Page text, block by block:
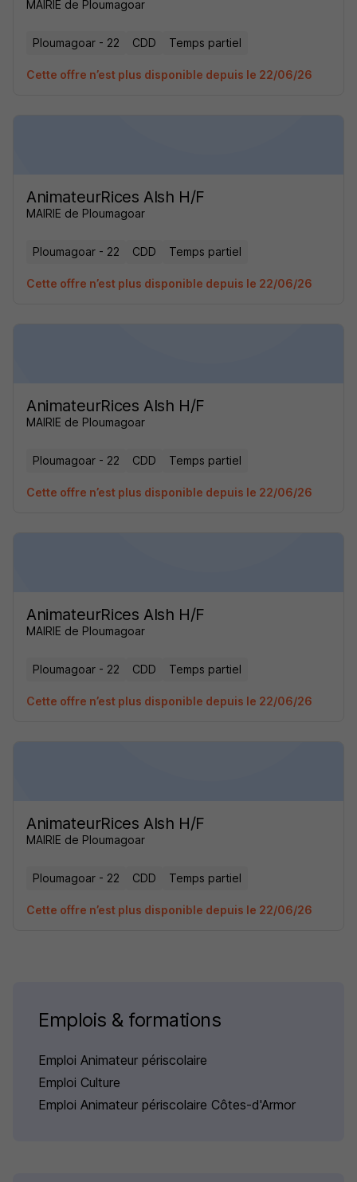
MAIRIE de Ploumagoar
Ploumagoar - 22 CDD Temps partiel
Cette offre n’est plus disponible depuis le 22/06/26
AnimateurRices Alsh H/F
MAIRIE de Ploumagoar
Ploumagoar - 22 CDD Temps partiel
Cette offre n’est plus disponible depuis le 22/06/26
AnimateurRices Alsh H/F
MAIRIE de Ploumagoar
Ploumagoar - 22 CDD Temps partiel
Cette offre n’est plus disponible depuis le 22/06/26
AnimateurRices Alsh H/F
MAIRIE de Ploumagoar
Ploumagoar - 22 CDD Temps partiel
Cette offre n’est plus disponible depuis le 22/06/26
AnimateurRices Alsh H/F
MAIRIE de Ploumagoar
Ploumagoar - 22 CDD Temps partiel
Cette offre n’est plus disponible depuis le 22/06/26
Emplois & formations
Emploi Animateur périscolaire
Emploi Culture
Emploi Animateur périscolaire Côtes-d'Armor